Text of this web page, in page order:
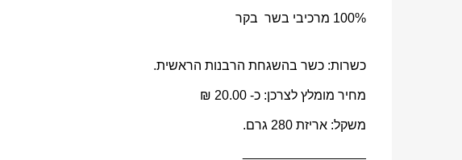
100% מרכיבי בשר בקר
כשרות: כשר בהשגחת הרבנות הראשית.
מחיר מומלץ לצרכן: כ- 20.00 ₪
משקל: אריזת 280 גרם.